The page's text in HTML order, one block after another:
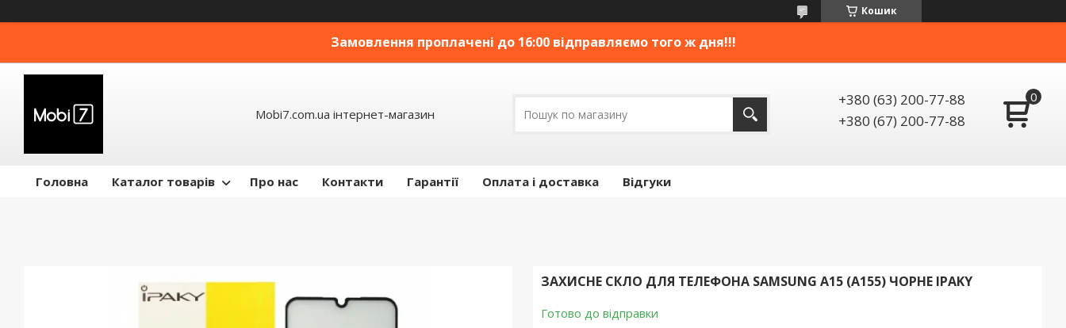
Кошик
Замовлення проплачені до 16:00 відправляємо того ж дня!!!
Mobi7.com.ua інтернет-магазин
+380 (63) 200-77-88
+380 (67) 200-77-88
Головна Каталог товарів Про нас Контакти Гарантії Оплата і доставка Відгуки
ЗАХИСНЕ СКЛО ДЛЯ ТЕЛЕФОНА SAMSUNG A15 (A155) ЧОРНЕ IPAKY
Готово до відправки